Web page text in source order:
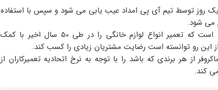
روز توسط تیم آی پی امداد عیب یابی می شود و سپس با استفاده
می شود‌.
آی پی امداد یکی از شرکت هایی است که تعمیر انواع لوازم خانگی را در طی 50 سال اخیر با کمک
این رو توانسته است رضایت مشتریان زیادی را کسب کند‌.
از هر برندی که باشد را با توجه به نرخ اتحادیه تعمیرکاران از
کند.